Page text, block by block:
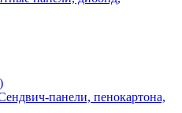
панели, пенокартона,